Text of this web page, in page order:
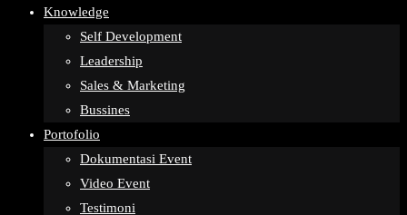
Knowledge
Self Development
Leadership
Sales & Marketing
Bussines
Portofolio
Dokumentasi Event
Video Event
Testimoni